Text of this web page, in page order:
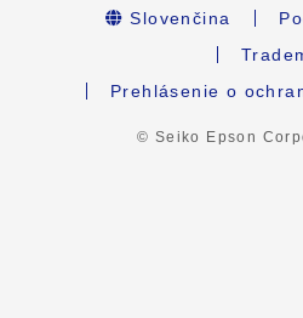
Slovenčina
Prehlásenie o
© Seiko Epson